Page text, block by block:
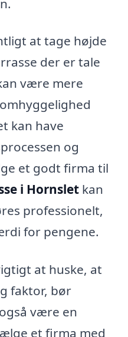
at tage højde
der er tale
være mere
kan have
og
et godt firma til
i Hornslet kan
professionelt,
for pengene.
at huske, at
faktor, bør
være en
et firma med